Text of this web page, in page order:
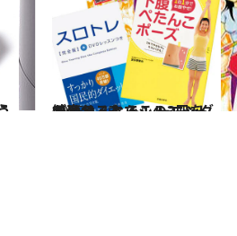
2015.1.25
続けることでシルエットが変わる！ トレーニングでやせるならこの3冊を
ライフスタイル